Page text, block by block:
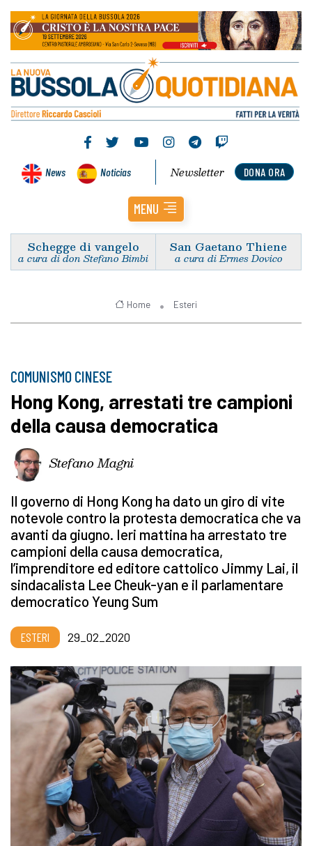
News Noticias DONA ORA
Newsletter
MENU
Schegge di vangelo
a cura di don Stefano Bimbi
San Gaetano Thiene
a cura di Ermes Dovico
Home Esteri
COMUNISMO CINESE
Hong Kong, arrestati tre campioni
della causa democratica
Stefano Magni
Il governo di Hong Kong ha dato un giro di vite
notevole contro la protesta democratica che va
avanti da giugno. Ieri mattina ha arrestato tre
campioni della causa democratica,
l’imprenditore ed editore cattolico Jimmy Lai, il
sindacalista Lee Cheuk-yan e il parlamentare
democratico Yeung Sum
ESTERI 29_02_2020